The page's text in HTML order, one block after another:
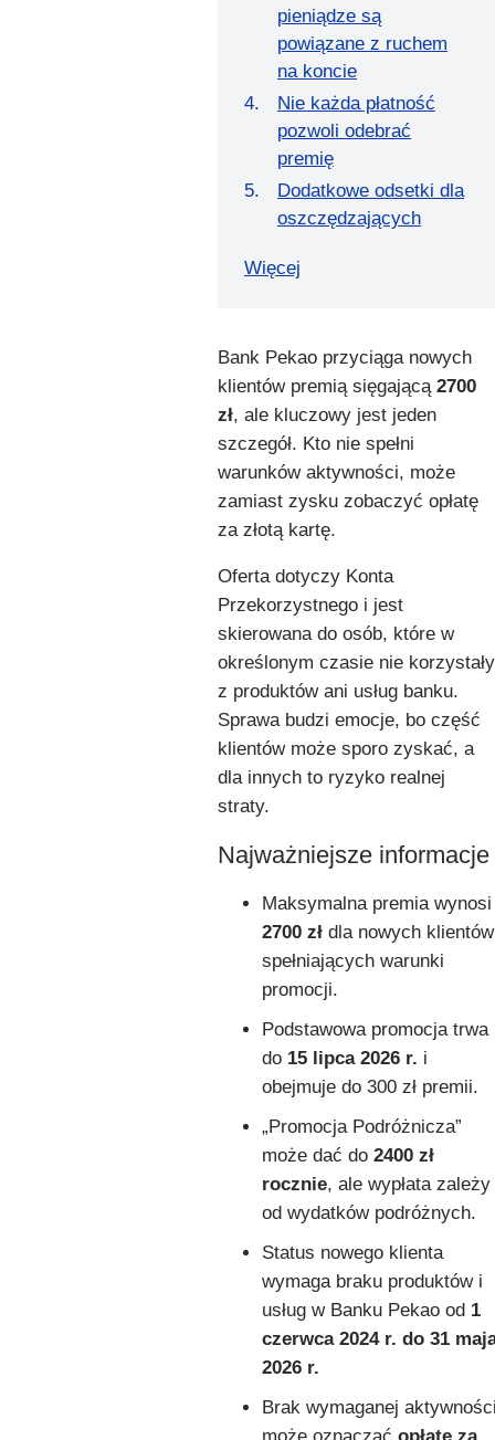
pieniądze są
powiązane z ruchem
na koncie
Nie każda płatność
pozwoli odebrać
premię
Dodatkowe odsetki dla
oszczędzających
Więcej
Bank Pekao przyciąga nowych
klientów premią sięgającą 2700
zł, ale kluczowy jest jeden
szczegół. Kto nie spełni
warunków aktywności, może
zamiast zysku zobaczyć opłatę
za złotą kartę.
Oferta dotyczy Konta
Przekorzystnego i jest
skierowana do osób, które w
określonym czasie nie korzystały
z produktów ani usług banku.
Sprawa budzi emocje, bo część
klientów może sporo zyskać, a
dla innych to ryzyko realnej
straty.
Najważniejsze informacje
Maksymalna premia wynosi
2700 zł dla nowych klientów
spełniających warunki
promocji.
Podstawowa promocja trwa
do 15 lipca 2026 r. i
obejmuje do 300 zł premii.
„Promocja Podróżnicza”
może dać do 2400 zł
rocznie, ale wypłata zależy
od wydatków podróżnych.
Status nowego klienta
wymaga braku produktów i
usług w Banku Pekao od 1
czerwca 2024 r. do 31
2026 r.
Brak wymaganej